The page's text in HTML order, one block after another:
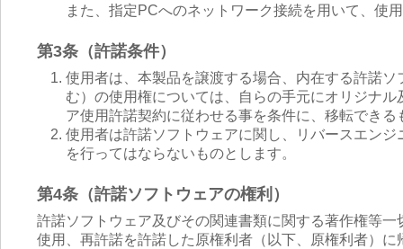
また、指定PCへのネットワーク接続を用いて、使
第3条（許諾条件）
使用者は、本製品を譲渡する場合、内在する許諾
む）の使用権については、自らの手元にオリジナ
ア使用許諾契約に従わせる事を条件に、移転できる
使用者は許諾ソフトウェアに関し、リバースエン
を行ってはならないものとします。
第4条（許諾ソフトウェアの権利）
許諾ソフトウェア及びその関連書類に関する著作権等
使用、再許諾を許諾した原権利者（以下、原権利者）